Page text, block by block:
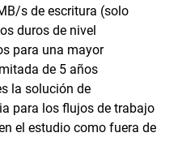
s de escritura (solo
duros de nivel
para una mayor
de 5 años
la solución de
para los flujos de trabajo
el estudio como fuera de